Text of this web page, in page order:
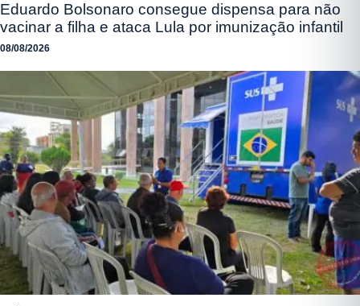
Eduardo Bolsonaro consegue dispensa para não
vacinar a filha e ataca Lula por imunização infantil
08/08/2026